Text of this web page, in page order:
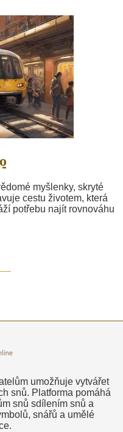
myšlenky, skryté
cestu životem, která
potřebu najít rovnováhu
umožňuje vytvářet
snů. Platforma pomáhá
snů sdílením snů a
snářů a umělé